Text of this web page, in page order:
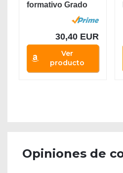
formativo Grado
30,40 EUR
Ver
producto
Opiniones de